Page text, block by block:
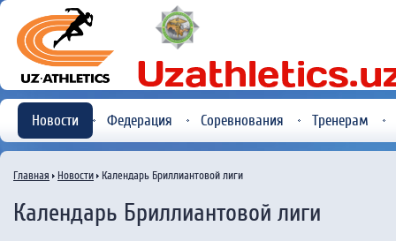
Новости Федерация Соревнования Тренерам
Главная Новости Календарь Бриллиантовой лиги
Календарь Бриллиантовой лиги